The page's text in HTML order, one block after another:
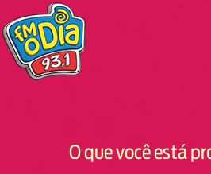
O que você está